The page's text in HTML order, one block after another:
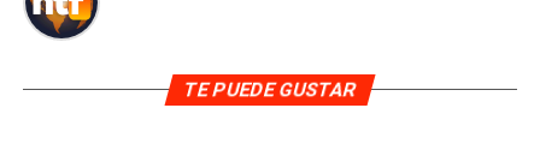
TE PUEDE GUSTAR